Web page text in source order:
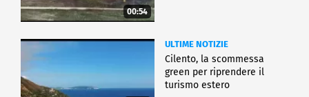
00:54
ULTIME NOTIZIE
Cilento, la scommessa
green per riprendere il
turismo estero